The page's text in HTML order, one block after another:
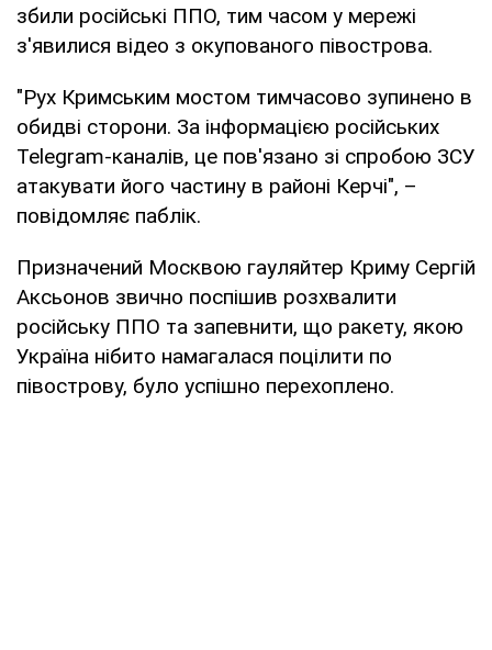
збили російські ППО, тим часом у мережі
з'явилися відео з окупованого півострова.
"Рух Кримським мостом тимчасово зупинено в
обидві сторони. За інформацією російських
Telegram-каналів, це пов'язано зі спробою ЗСУ
атакувати його частину в районі Керчі", –
повідомляє паблік.
Призначений Москвою гауляйтер Криму Сергій
Аксьонов звично поспішив розхвалити
російську ППО та запевнити, що ракету, якою
Україна нібито намагалася поцілити по
півострову, було успішно перехоплено.